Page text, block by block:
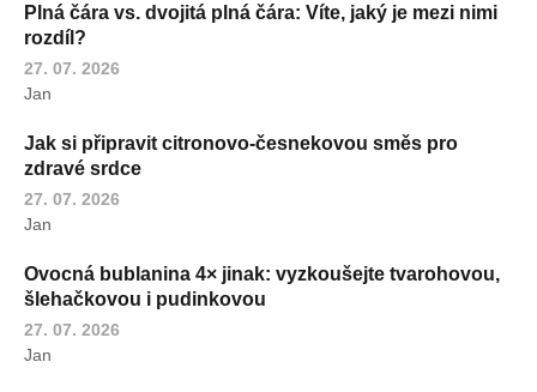
Plná čára vs. dvojitá plná čára: Víte, jaký je mezi nimi
rozdíl?
27. 07. 2026
Jan
Jak si připravit citronovo-česnekovou směs pro
zdravé srdce
27. 07. 2026
Jan
Ovocná bublanina 4× jinak: vyzkoušejte tvarohovou,
šlehačkovou i pudinkovou
27. 07. 2026
Jan